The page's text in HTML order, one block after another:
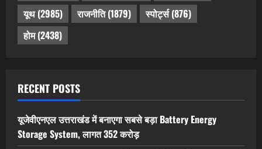
यूथ(2985) राजनीति(1879) स्पोर्ट्स(876)
होम(2438)
RECENT POSTS
यूजेवीएनएल उत्तराखंड में बनाएगा सबसे बड़ा Battery Energy
Storage System, लागत 352 करोड़